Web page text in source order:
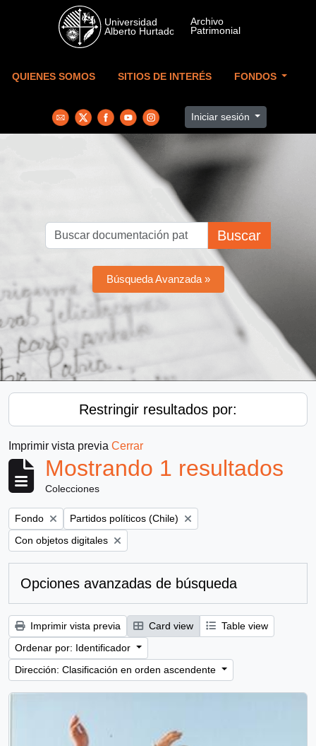
Skip to main content
QUIENES SOMOS SITIOS DE INTERÉS FONDOS
Iniciar sesión
Buscar
Búsqueda Avanzada »
Restringir resultados por:
Imprimir vista previa Cerrar
Mostrando 1 resultados
Colecciones
Remove filter:
Fondo Remove filter:
Partidos políticos (Chile)
Remove filter:
Con objetos digitales
Opciones avanzadas de búsqueda
Imprimir vista previa Card view
Table view
Ordenar por: Identificador
Dirección: Clasificación en orden ascendente